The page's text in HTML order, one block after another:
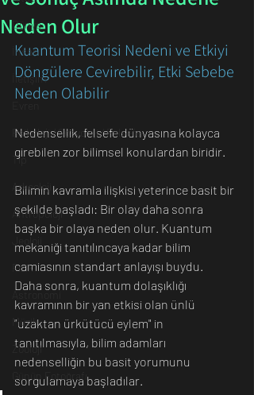
Dünya
İnsan
İletişim
Psikoloji / Sosyoloji / Felsefe
Tıp
Arkeoloji
Antropoloji
Jeoloji
Fizik
Astronomi
Müzik
Zooloji
Günün Fotoğrafı
Neden Olur
Kuantum Teorisi Nedeni ve Etkiyi
Döngülere Çevirebilir, Etki Sebebe
Neden Olabilir
Nedensellik, felsefe dünyasına kolayca
girebilen zor bilimsel konulardan biridir.
Bilimin kavramla ilişkisi yeterince basit bir
şekilde başladı: Bir olay daha sonra
başka bir olaya neden olur. Kuantum
mekaniği tanıtılıncaya kadar bilim
camiasının standart anlayışı buydu.
Daha sonra, kuantum dolaşıklığı
kavramının bir yan etkisi olan ünlü
"uzaktan ürkütücü eylem" in
tanıtılmasıyla, bilim adamları
nedenselliğin bu basit yorumunu
sorgulamaya başladılar.